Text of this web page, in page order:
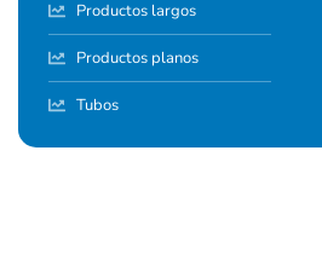
Productos largos
Productos planos
Tubos